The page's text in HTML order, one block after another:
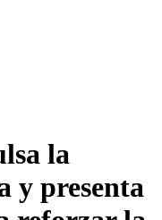
la
y presenta